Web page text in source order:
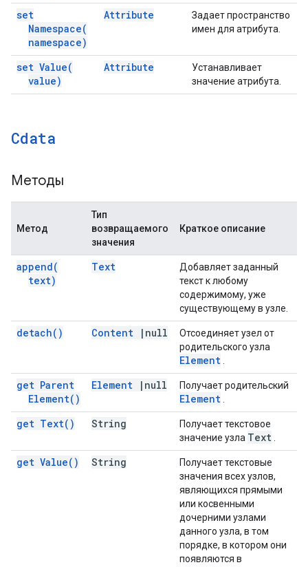
set
Namespace(
namespace)
Attribute
Задает пространство
имен для атрибута.
set Value(
value)
Attribute
Устанавливает
значение атрибута.
Cdata
Методы
Метод
Тип
возвращаемого
значения
Краткое описание
append(
text)
Text
Добавляет заданный
текст к любому
содержимому, уже
существующему в узле.
detach( ) Content | null
Отсоединяет узел от
родительского узла
Element
get Parent
Element( )
Element | null Получает родительский
Element
get Text( ) String
Получает текстовое
значение узла Text
get Value( ) String
Получает текстовые
значения всех узлов,
являющихся прямыми
или косвенными
дочерними узлами
данного узла, в том
порядке, в котором они
появляются в